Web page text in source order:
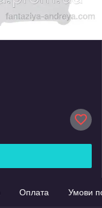
Оплата Умови